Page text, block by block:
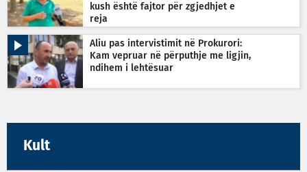
kush është fajtor për zgjedhjet e
reja
Aliu pas intervistimit në Prokurori:
Kam vepruar në përputhje me ligjin,
ndihem i lehtësuar
Kult